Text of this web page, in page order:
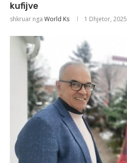
kufijve
shkruar nga World Ks 1 Dhjetor, 2025